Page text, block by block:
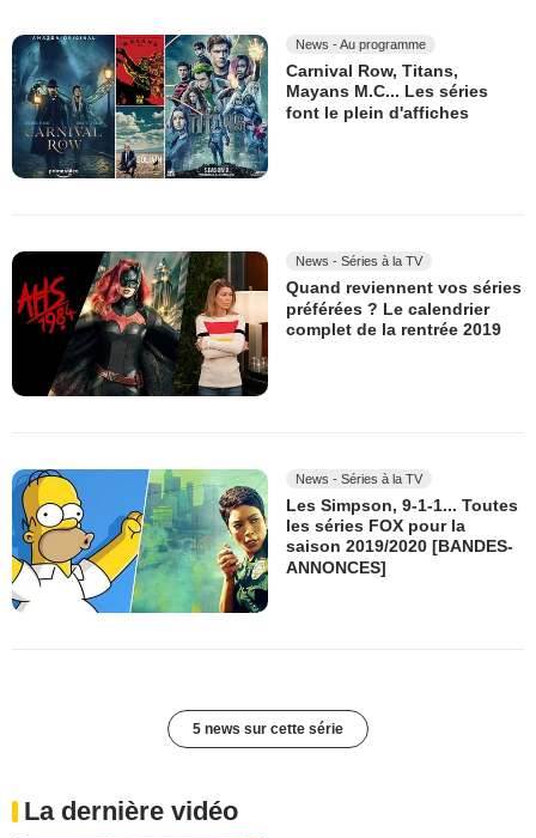
News - Au programme
Carnival Row, Titans,
Mayans M.C... Les séries
font le plein d'affiches
News - Séries à la TV
Quand reviennent vos séries
préférées ? Le calendrier
complet de la rentrée 2019
News - Séries à la TV
Les Simpson, 9-1-1... Toutes
les séries FOX pour la
saison 2019/2020 [BANDES-
ANNONCES]
5 news sur cette série
La dernière vidéo